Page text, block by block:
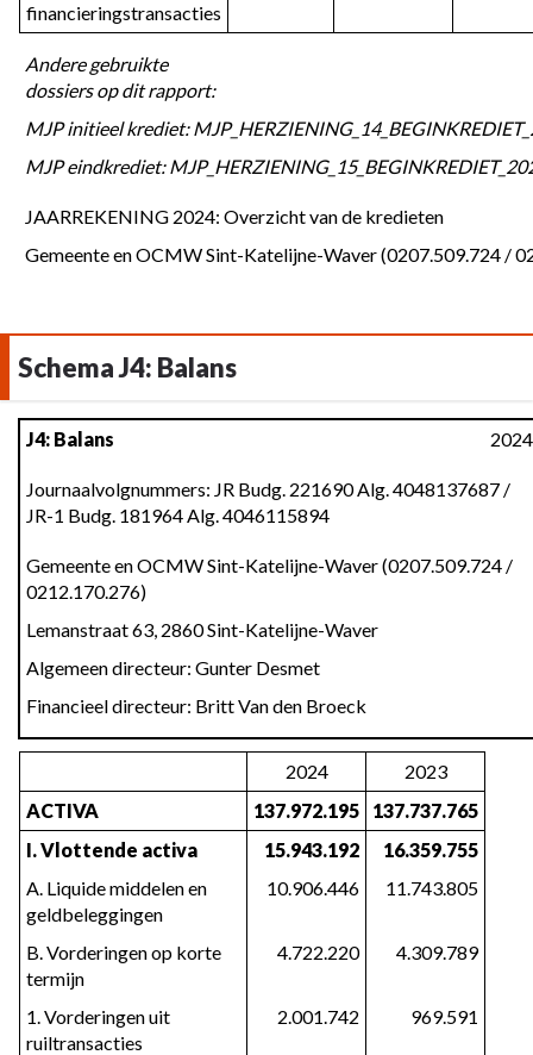
financieringstransacties
Andere gebruikte
dossiers op dit rapport:
MJP initieel krediet:
MJP eindkrediet:
JAARREKENING 2024: Overzicht van de kredieten
Gemeente en OCMW Sint-Katelijne-Waver (0207.509.724 /
Schema J4: Balans
Terug
navigatie
Balans
Schema
J4: Balans 2024
Journaalvolgnummers: JR Budg. 221690 Alg. 4048137687 /
JR-1 Budg. 181964 Alg. 4046115894
Gemeente en OCMW Sint-Katelijne-Waver (0207.509.724 /
0212.170.276)
Lemanstraat 63, 2860 Sint-Katelijne-Waver
Algemeen directeur: Gunter Desmet
Financieel directeur: Britt Van den Broeck
2024
2023
ACTIVA
137.972.195
137.737.765
I. Vlottende activa
15.943.192
16.359.755
A. Liquide middelen en
geldbeleggingen
10.906.446 11.743.805
B. Vorderingen op korte
termijn
4.722.220 4.309.789
1. Vorderingen uit
ruiltransacties
2.001.742 969.591